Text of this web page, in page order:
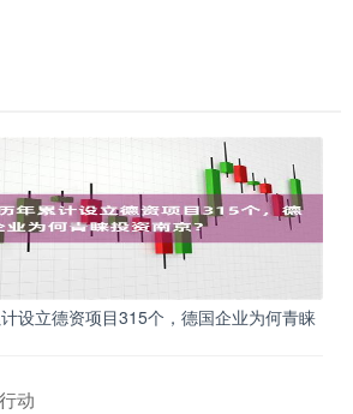
设立德资项目315个，德国企业为何青睐
动